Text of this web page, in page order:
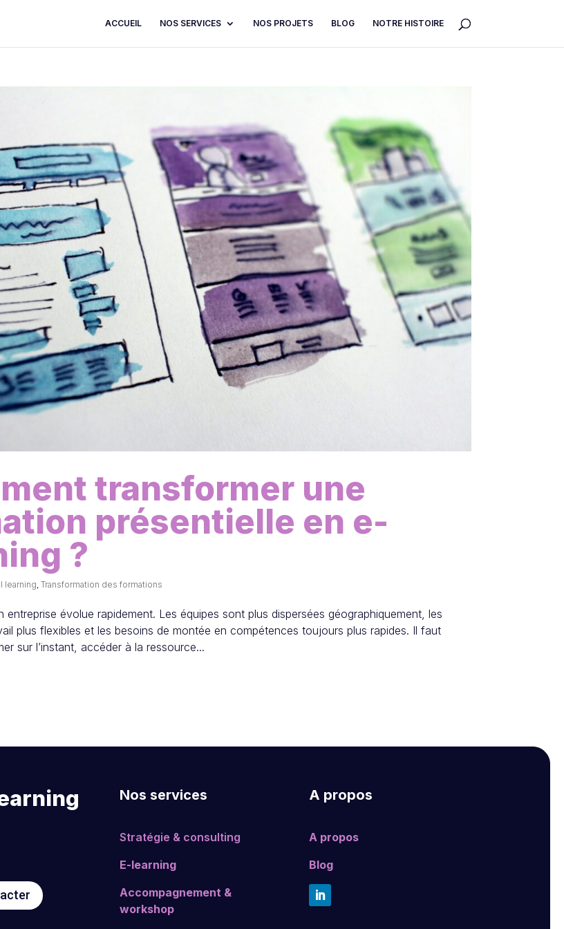
ACCUEIL NOS SERVICES NOS PROJETS BLOG NOTRE HISTOIRE
transformer une
présentielle en e-
?
learning, Transformation des formations
entreprise évolue rapidement. Les équipes sont plus dispersées géographiquement, les
plus flexibles et les besoins de montée en compétences toujours plus rapides. Il faut
sur l’instant, accéder à la ressource...
Nos services
Stratégie & consulting
E-learning
Accompagnement &
workshop
A propos
A propos
Blog